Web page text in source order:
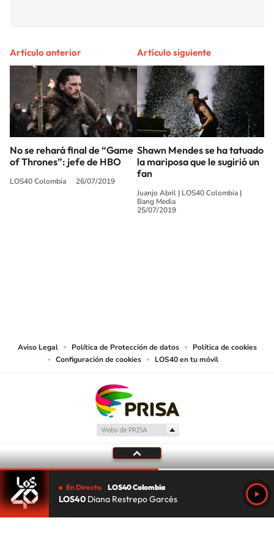
Artículo anterior
No se rehará final de “Game
of Thrones”: jefe de HBO
LOS40 Colombia 26/07/2019
Artículo siguiente
Shawn Mendes se ha tatuado
la mariposa que le sugirió un
fan
Juanjo Abril | LOS40 Colombia |
Bang Media
25/07/2019
Aviso Legal Política de Protección de datos
Política de cookies
Configuración de cookies
LOS40 en tu móvil
En Directo LOS40 Colombia
LOS40 Diana Restrepo Garcés